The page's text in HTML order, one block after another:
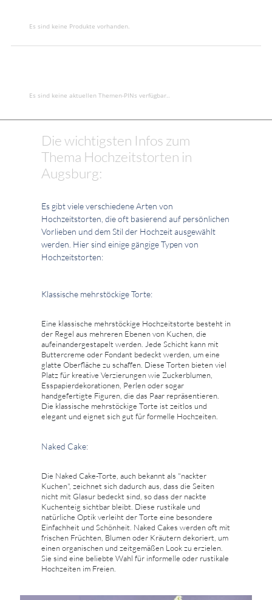
Es sind keine Produkte vorhanden.
Es sind keine aktuellen Themen-PINs verfügbar..
Die wichtigsten Infos zum
Thema Hochzeitstorten in
Augsburg:
Es gibt viele verschiedene Arten von
Hochzeitstorten, die oft basierend auf persönlichen
Vorlieben und dem Stil der Hochzeit ausgewählt
werden. Hier sind einige gängige Typen von
Hochzeitstorten:
Klassische mehrstöckige Torte:
Eine klassische mehrstöckige Hochzeitstorte besteht in
der Regel aus mehreren Ebenen von Kuchen, die
aufeinandergestapelt werden. Jede Schicht kann mit
Buttercreme oder Fondant bedeckt werden, um eine
glatte Oberfläche zu schaffen. Diese Torten bieten viel
Platz für kreative Verzierungen wie Zuckerblumen,
Esspapierdekorationen, Perlen oder sogar
handgefertigte Figuren, die das Paar repräsentieren.
Die klassische mehrstöckige Torte ist zeitlos und
elegant und eignet sich gut für formelle Hochzeiten.
Naked Cake:
Die Naked Cake-Torte, auch bekannt als "nackter
Kuchen", zeichnet sich dadurch aus, dass die Seiten
nicht mit Glasur bedeckt sind, so dass der nackte
Kuchenteig sichtbar bleibt. Diese rustikale und
natürliche Optik verleiht der Torte eine besondere
Einfachheit und Schönheit. Naked Cakes werden oft mit
frischen Früchten, Blumen oder Kräutern dekoriert, um
einen organischen und zeitgemäßen Look zu erzielen.
Sie sind eine beliebte Wahl für informelle oder rustikale
Hochzeiten im Freien.